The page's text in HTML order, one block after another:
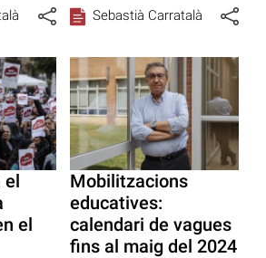
Sebastià Carratalà
el
el
Mobilitzacions
educatives:
calendari de vagues
fins al maig del 2024